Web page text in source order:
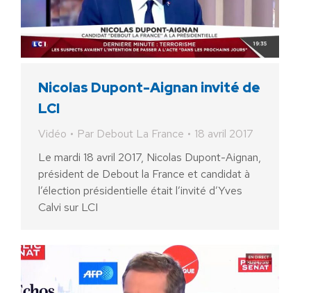
Nicolas Dupont-Aignan invité de
LCI
Vidéo Par Debout La France
18 avril 2017
Le mardi 18 avril 2017, Nicolas Dupont-Aignan,
président de Debout la France et candidat à
l’élection présidentielle était l’invité d’Yves
Calvi sur LCI